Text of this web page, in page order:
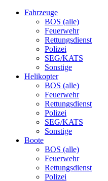
Fahrzeuge
BOS (alle)
Feuerwehr
Rettungsdienst
Polizei
SEG/KATS
Sonstige
Helikopter
BOS (alle)
Feuerwehr
Rettungsdienst
Polizei
SEG/KATS
Sonstige
Boote
BOS (alle)
Feuerwehr
Rettungsdienst
Polizei